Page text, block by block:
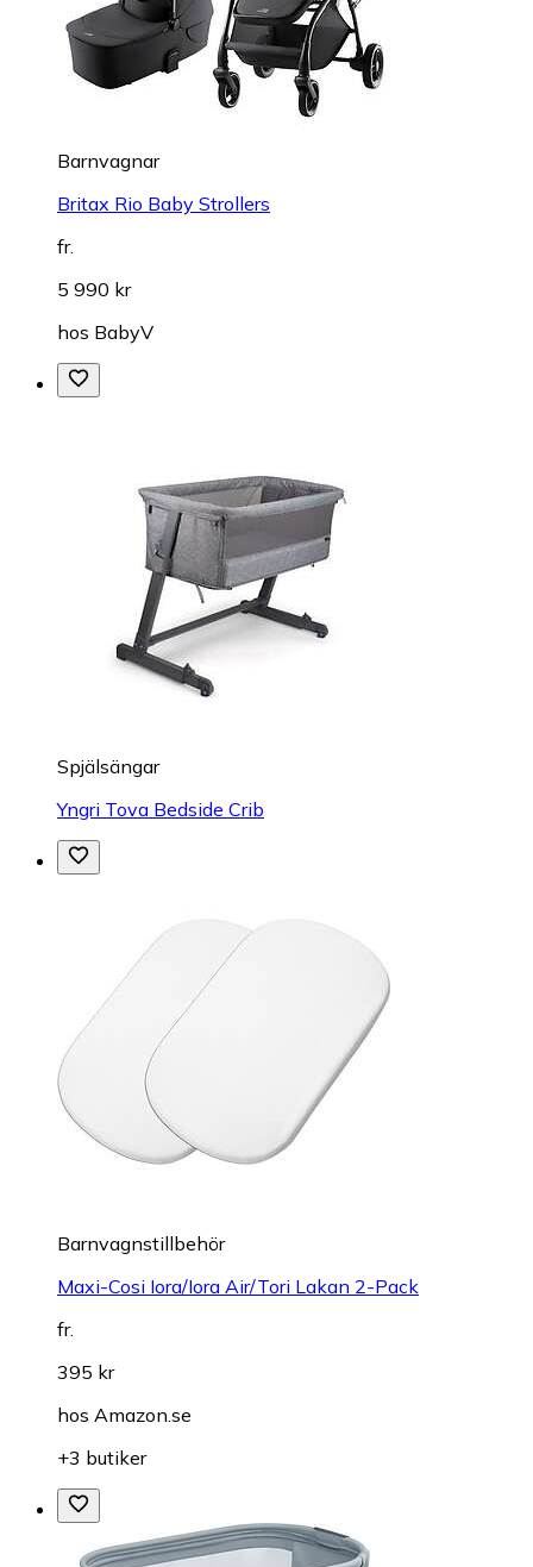
Barnvagnar
Britax Rio Baby Strollers
fr.
5 990 kr
hos BabyV
Spjälsängar
Yngri Tova Bedside Crib
Barnvagnstillbehör
Maxi-Cosi Iora/Iora Air/Tori Lakan 2-Pack
fr.
395 kr
hos Amazon.se
+3 butiker